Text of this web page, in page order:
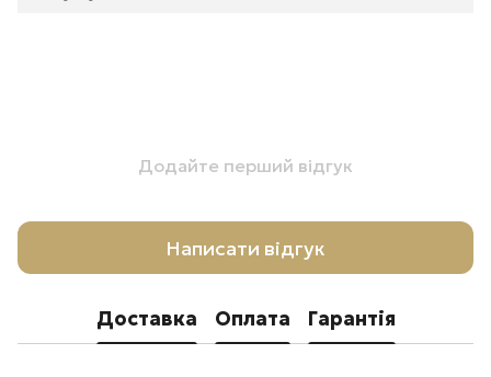
Додайте перший відгук
Написати відгук
Доставка Оплата Гарантія